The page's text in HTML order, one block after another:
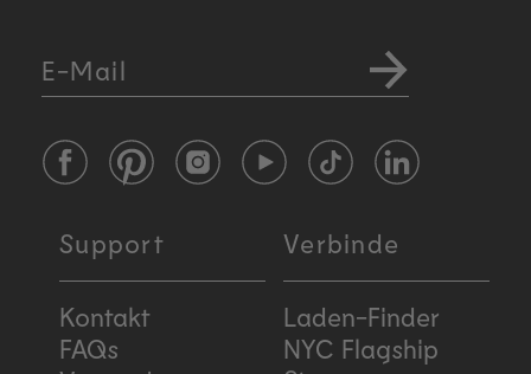
E-Mail
FacebookPinterestInstagramYouTubeTikTokLinkedIn
Support
Kontakt
FAQs
Verbinde
Laden-Finder
NYC Flagship